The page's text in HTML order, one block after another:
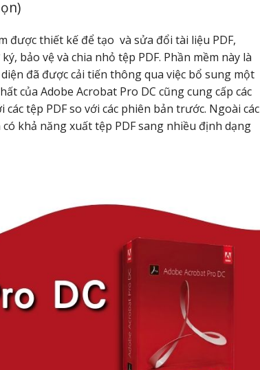
được thiết kế để tạo và sửa đổi tài liệu PDF,
bảo vệ và chia nhỏ tệp PDF. Phần mềm này là
đã được cải tiến thông qua việc bổ sung một
của Adobe Acrobat Pro DC cũng cung cấp các
tệp PDF so với các phiên bản trước. Ngoài các
khả năng xuất tệp PDF sang nhiều định dạng